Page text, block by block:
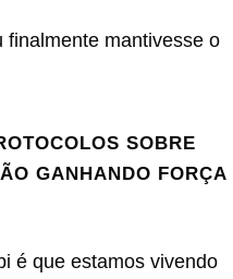
finalmente mantivesse o
SOBRE
GANHANDO FORÇA
é que estamos vivendo